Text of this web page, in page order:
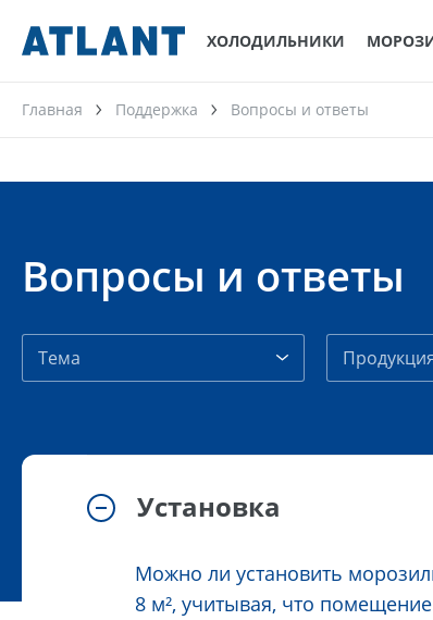
ХОЛОДИЛЬНИКИ
Главная Поддержка Вопросы и ответы
Вопросы и ответы
Тема
Установка
Можно ли установить
8 м², учитывая, что